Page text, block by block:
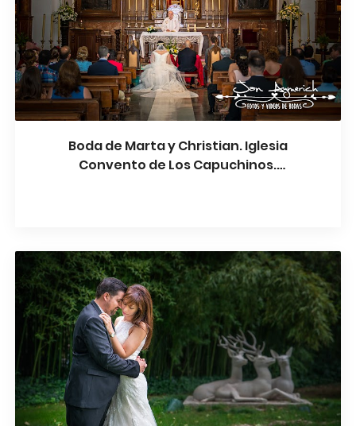
Boda de Marta y Christian. Iglesia
Convento de Los Capuchinos.